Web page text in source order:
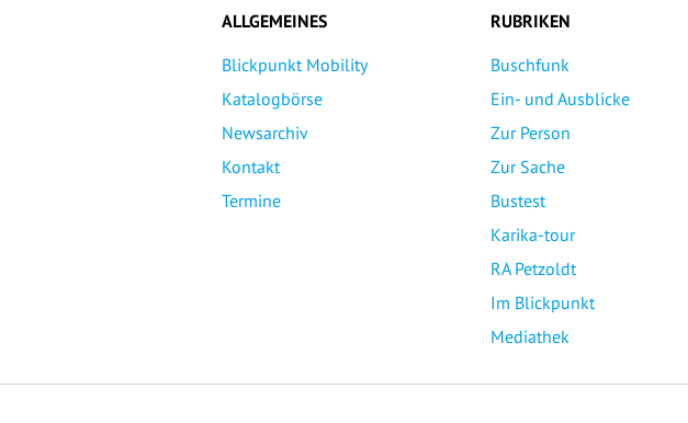
ALLGEMEINES
Blickpunkt Mobility
Katalogbörse
Newsarchiv
Kontakt
Termine
RUBRIKEN
Buschfunk
Ein- und Ausblicke
Zur Person
Zur Sache
Bustest
Karika-tour
RA Petzoldt
Im Blickpunkt
Mediathek